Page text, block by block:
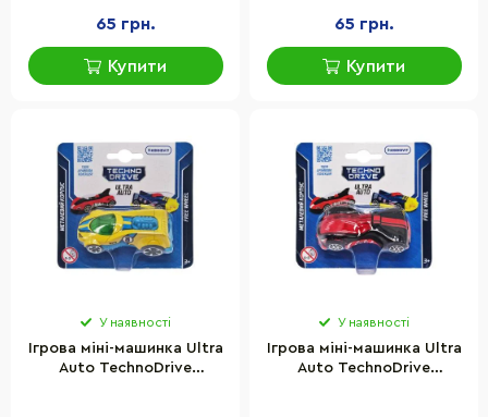
65 грн.
Купити
65 грн.
Купити
У наявності
Ігрова міні-машинка Ultra
Auto TechnoDrive
У наявності
Ігрова міні-машинка Ultra
Auto TechnoDrive